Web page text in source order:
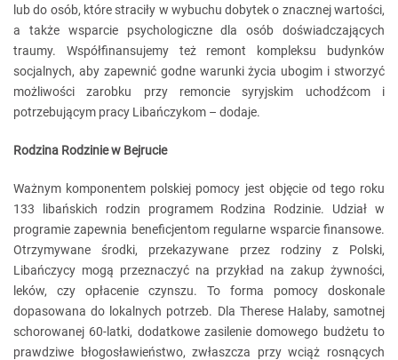
lub do osób, które straciły w wybuchu dobytek o znacznej wartości,
a także wsparcie psychologiczne dla osób doświadczających
traumy. Współfinansujemy też remont kompleksu budynków
socjalnych, aby zapewnić godne warunki życia ubogim i stworzyć
możliwości zarobku przy remoncie syryjskim uchodźcom i
potrzebującym pracy Libańczykom – dodaje.
Rodzina Rodzinie w Bejrucie
Ważnym komponentem polskiej pomocy jest objęcie od tego roku
133 libańskich rodzin programem Rodzina Rodzinie. Udział w
programie zapewnia beneficjentom regularne wsparcie finansowe.
Otrzymywane środki, przekazywane przez rodziny z Polski,
Libańczycy mogą przeznaczyć na przykład na zakup żywności,
leków, czy opłacenie czynszu. To forma pomocy doskonale
dopasowana do lokalnych potrzeb. Dla Therese Halaby, samotnej
schorowanej 60-latki, dodatkowe zasilenie domowego budżetu to
prawdziwe błogosławieństwo, zwłaszcza przy wciąż rosnących